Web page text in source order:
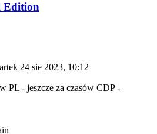
Edition
24 sie 2023, 10:12
PL - jeszcze za czasów CDP -